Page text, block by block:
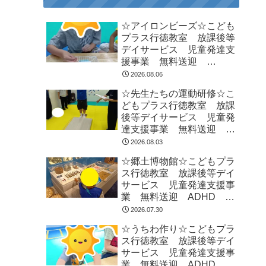
☆アイロンビーズ☆こども
プラス行徳教室 放課後等
デイサービス 児童発達支
援事業 無料送迎
ADHD 自閉症 発達障が
徳 市川市 浦安市
2026.08.06
☆先生たちの運動研修☆こ
どもプラス行徳教室 放課
後等デイサービス 児童発
達支援事業 無料送迎
ADHD 自閉症 発達障が
徳 市川市 浦安市
2026.08.03
☆郷土博物館☆こどもプラ
ス行徳教室 放課後等デイ
サービス 児童発達支援事
業 無料送迎 ADHD 自
閉症 発達障がい 運動療
市 浦安市
2026.07.30
☆うちわ作り☆こどもプラ
ス行徳教室 放課後等デイ
サービス 児童発達支援事